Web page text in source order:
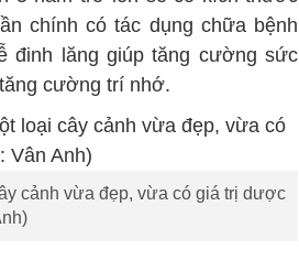
chính có tác dụng chữa bệnh
đinh lăng giúp tăng cường sức
cường trí nhớ.
cảnh vừa đẹp, vừa có giá trị dược